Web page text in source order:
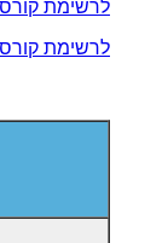
לרשימת
לרשימת